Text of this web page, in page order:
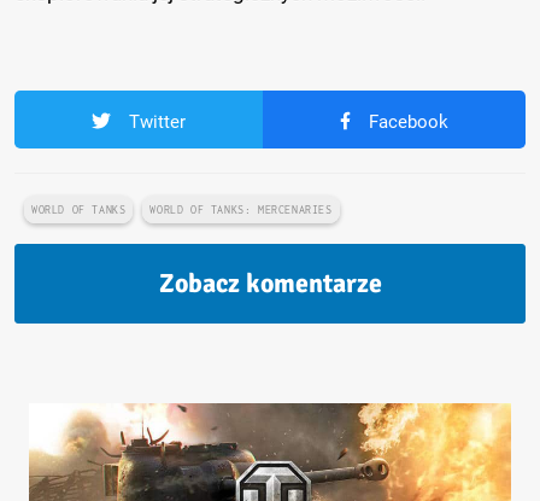
Twitter Facebook
WORLD OF TANKS WORLD OF TANKS: MERCENARIES
Zobacz komentarze